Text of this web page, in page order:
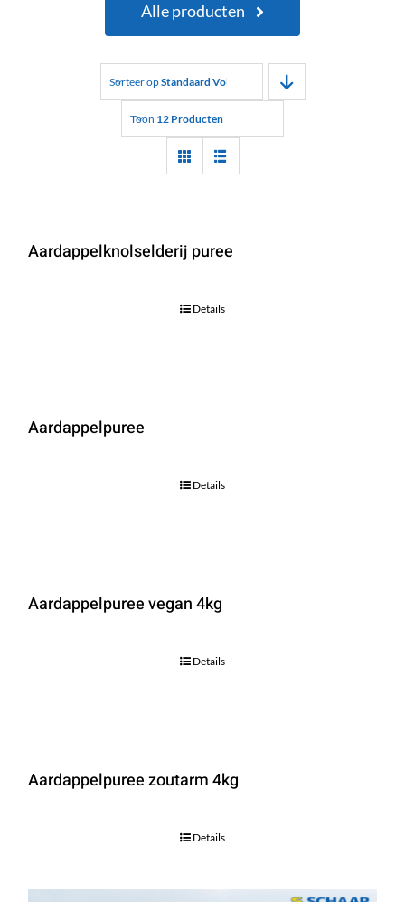
Alle producten
Sorteer opStandaard Volgorde
Toon 12 Producten
Aardappelknolselderij puree
Details
Aardappelpuree
Details
Aardappelpuree vegan 4kg
Details
Aardappelpuree zoutarm 4kg
Details